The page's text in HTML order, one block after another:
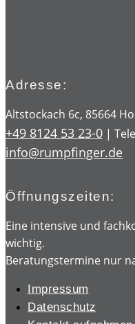
Adresse:
Altstockach 6c, 85664
+49 8124 53 23-0 |
info@rumpfinger.de
Öffnungszeiten:
Eine intensive und
wichtig.
Beratungstermine nur
Impressum
Datenschutz